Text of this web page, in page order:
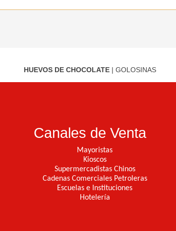
HUEVOS DE CHOCOLATE| GOLOSINAS
Canales de Venta
Mayoristas
Kioscos
Supermercadistas Chinos
Cadenas Comerciales Petroleras
Escuelas e Instituciones
Hotelería